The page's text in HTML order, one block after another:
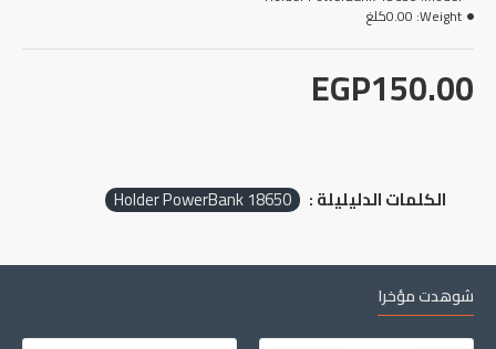
EGP150.00
Weight: 0.00كلغ
الكلمات الدليليلة : Holder PowerBank 18650
شوهدت مؤخرا